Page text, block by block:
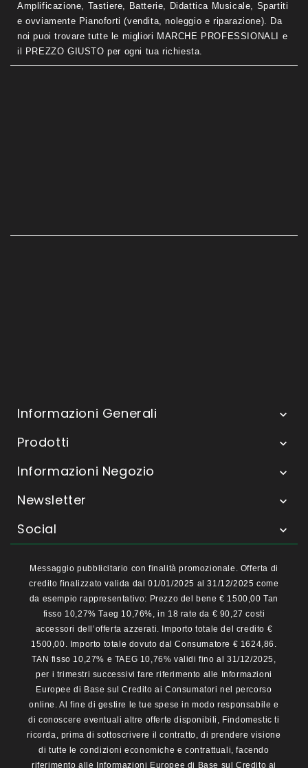
Amplificazione, Tastiere, Batterie, Didattica Musicale, Spartiti
e ovviamente Pianoforti (vendita, noleggio e riparazione). Da
noi puoi trovare tutte le migliori MARCHE PROFESSIONALI e
il PREZZO GIUSTO per ogni tua richiesta.
Informazioni Generali 
Prodotti 
Informazioni Negozio 
Newsletter 
Social 
Messaggio pubblicitario con finalità promozionale. Offerta di
credito finalizzato valida dal 01/01/2025 al 31/12/2025 come
da esempio rappresentativo: Prezzo del bene € 1500,00 Tan
fisso 10,27% Taeg 10,76%, in 18 rate da € 90,27 costi
accessori dell’offerta azzerati. Importo totale del credito €
1500,00. Importo totale dovuto dal Consumatore € 1624,86.
TAN fisso 10,27% e TAEG 10,76% validi fino al 31/12/2025,
per i trimestri successivi fare riferimento alle Informazioni
Europee di Base sul Credito ai Consumatori nel percorso
online. Al fine di gestire le tue spese in modo responsabile e
di conoscere eventuali altre offerte disponibili, Findomestic ti
ricorda, prima di sottoscrivere il contratto, di prendere visione
di tutte le condizioni economiche e contrattuali, facendo
riferimento alle Informazioni Europee di Base sul Credito ai